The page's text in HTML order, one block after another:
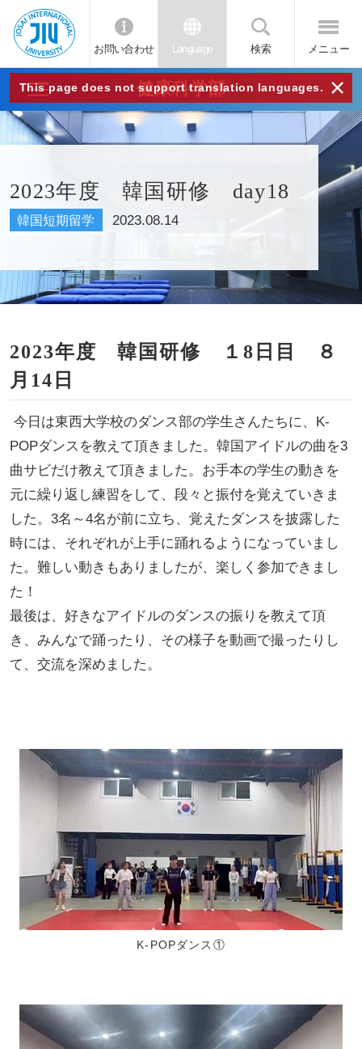
JIU
城西
国際
大学
お問い合わせ Language 検索 メニュー
This page does not support translation languages. ×
健康科学部
2023年度 韓国研修 day18
韓国短期留学 2023.08.14
2023年度 韓国研修 １8日目 ８
月14日
今日は東西大学校のダンス部の学生さんたちに、K-
POPダンスを教えて頂きました。韓国アイドルの曲を3
曲サビだけ教えて頂きました。お手本の学生の動きを
元に繰り返し練習をして、段々と振付を覚えていきま
した。3名～4名が前に立ち、覚えたダンスを披露した
時には、それぞれが上手に踊れるようになっていまし
た。難しい動きもありましたが、楽しく参加できまし
た！
最後は、好きなアイドルのダンスの振りを教えて頂
き、みんなで踊ったり、その様子を動画で撮ったりし
て、交流を深めました。
K-POPダンス①